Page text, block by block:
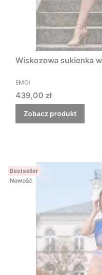
Wiskozowa sukienka
PRODUCENT
EMOI
Cena
439,00 zł
Zobacz produkt
Bestseller
Nowość